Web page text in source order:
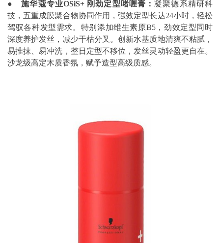
●施华蔻专业OSiS+ 刚劲定型啫喱膏：凝聚德系精研科
技，五重成膜聚合物协同作用，强效定型长达24小时，轻松
驾驭各种发型需求。特别添加维生素原B5，劲效定型同时
深度养护发丝，减少干枯分叉。创新水基质地清爽不粘腻，
易推抹、易冲洗，整日定型不移位，发丝灵动轻盈更自在。
沙龙级高定木质香氛，赋予造型高级质感。